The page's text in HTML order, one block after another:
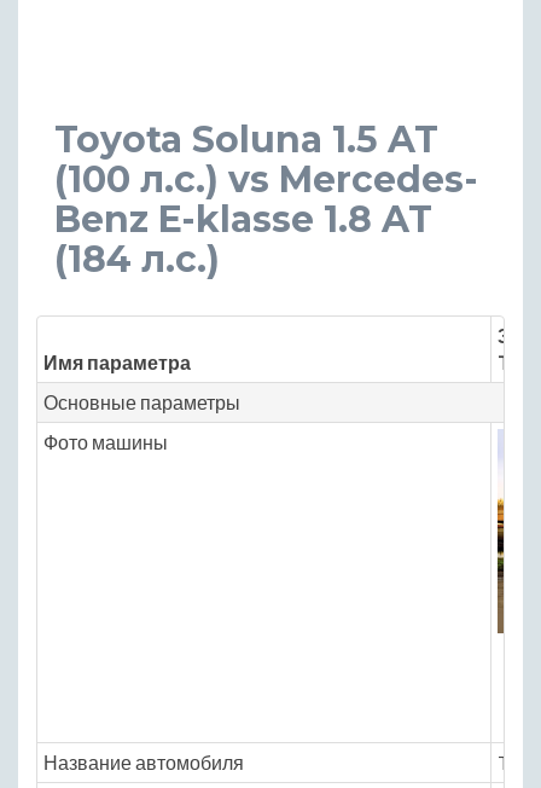
Toyota Soluna 1.5 AT
(100 л.с.) vs Mercedes-
Benz E-klasse 1.8 AT
(184 л.с.)
Имя параметра
Основные параметры
Фото машины
Название автомобиля